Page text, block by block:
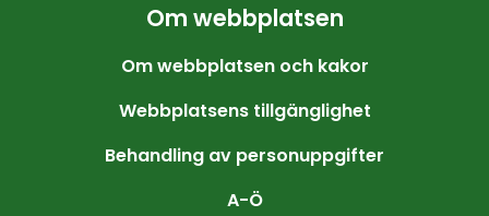
Om webbplatsen
Om webbplatsen och kakor
Webbplatsens tillgänglighet
Behandling av personuppgifter
A-Ö